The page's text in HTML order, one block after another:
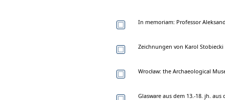
In memoriam: Professor
Zeichnungen von Karol
Wrocław: the Archaeological
Glasware aus dem 13.-18. jh.